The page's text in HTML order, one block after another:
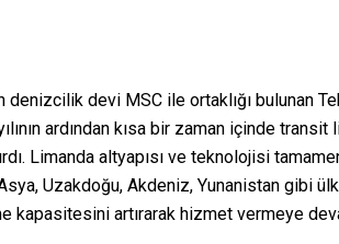
denizcilik devi MSC ile ortaklığı bulunan
ardından kısa bir zaman içinde
Limanda altyapısı ve teknolojisi
Uzakdoğu, Akdeniz, Yunanistan gibi
kapasitesini artırarak hizmet vermeye